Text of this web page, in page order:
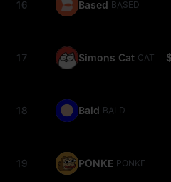
16 Based BASED
17 Simons Cat CAT
18 Bald BALD
19 PONKE PONKE